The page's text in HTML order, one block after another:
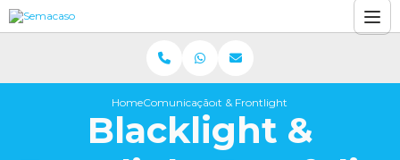
HomeComunicação visual
Blacklight & Frontlight Portfolio
Blacklight &